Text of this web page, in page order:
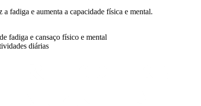
fadiga e aumenta a capacidade física e mental.
fadiga e cansaço físico e mental
diárias